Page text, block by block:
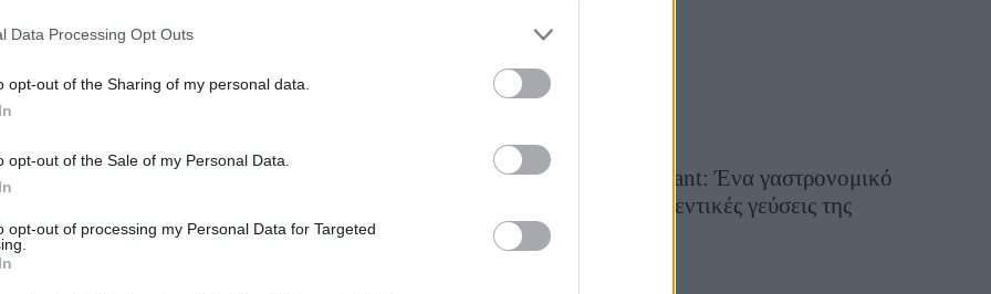
Data Processing Opt Outs
opt-out of the Sharing of my personal data.
opt-out of the Sale of my Personal Data.
opt-out of processing my Personal Data for Targeted
Tsapis Restaurant: Ένα γαστρονομικό
ταξίδι στις αυθεντικές γεύσεις της
Σίφνου!